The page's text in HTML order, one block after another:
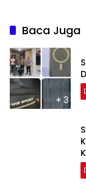
Baca Juga